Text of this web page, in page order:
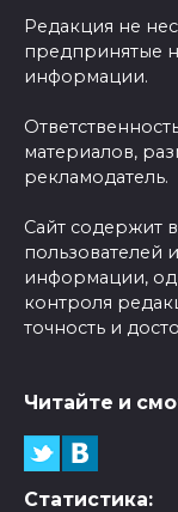
Редакция не
предпринятые
информации.
материалов,
рекламодатель.
Сайт содержит
пользователей
информации,
контроля
точность и
Читайте и
Статистика: